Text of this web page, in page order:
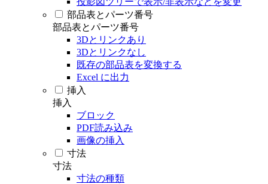
部品表とパーツ番号
部品表とパーツ番号
3Dとリンクあり
3Dとリンクなし
既存の部品表を変換する
Excel に出力
挿入
挿入
ブロック
PDF読み込み
画像の挿入
寸法
寸法
寸法の種類